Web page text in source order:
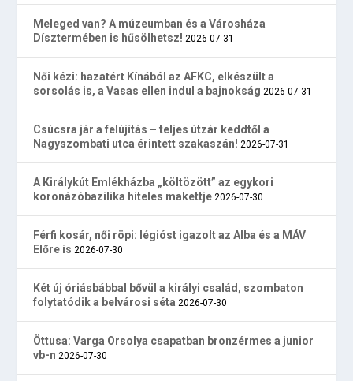
Meleged van? A múzeumban és a Városháza
Dísztermében is hűsölhetsz! 2026-07-31
Női kézi: hazatért Kínából az AFKC, elkészült a
sorsolás is, a Vasas ellen indul a bajnokság 2026-07-31
Csúcsra jár a felújítás – teljes útzár keddtől a
Nagyszombati utca érintett szakaszán! 2026-07-31
A Királykút Emlékházba „költözött” az egykori
koronázóbazilika hiteles makettje 2026-07-30
Férfi kosár, női röpi: légióst igazolt az Alba és a MÁV
Előre is 2026-07-30
Két új óriásbábbal bővül a királyi család, szombaton
folytatódik a belvárosi séta 2026-07-30
Öttusa: Varga Orsolya csapatban bronzérmes a junior
vb-n 2026-07-30